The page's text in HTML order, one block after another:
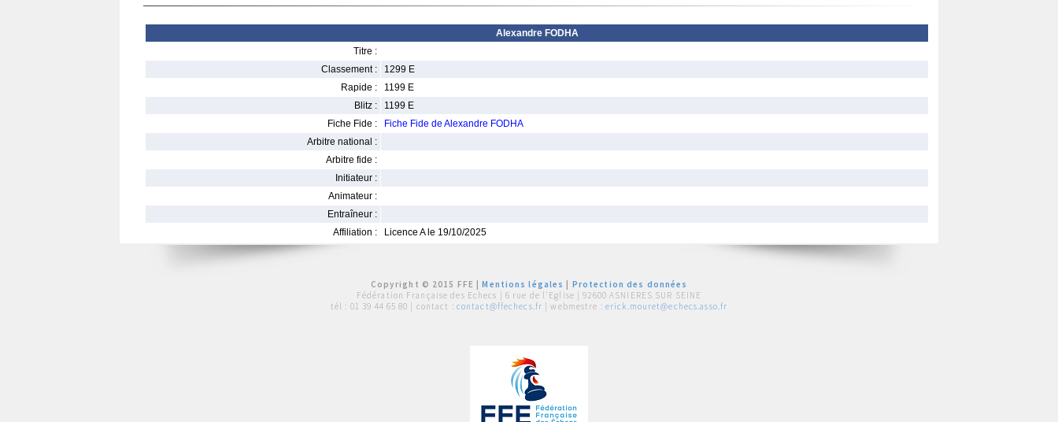
Alexandre FODHA
Titre :
Classement :
1299 E
Rapide :
1199 E
Blitz :
1199 E
Fiche Fide :
Fiche Fide de Alexandre FODHA
Arbitre national :
Arbitre fide :
Initiateur :
Animateur :
Entraîneur :
Affiliation :
Licence A le 19/10/2025
Copyright © 2015 FFE |Mentions légales
Protection des données
Fédération Française des Echecs | 6 rue de l'Eglise | 92600 ASNIERES SUR SEINE
tél : 01 39 44 65 80 | contact : contact@ffechecs.fr | webmestre : erick.mouret@echecs.asso.fr